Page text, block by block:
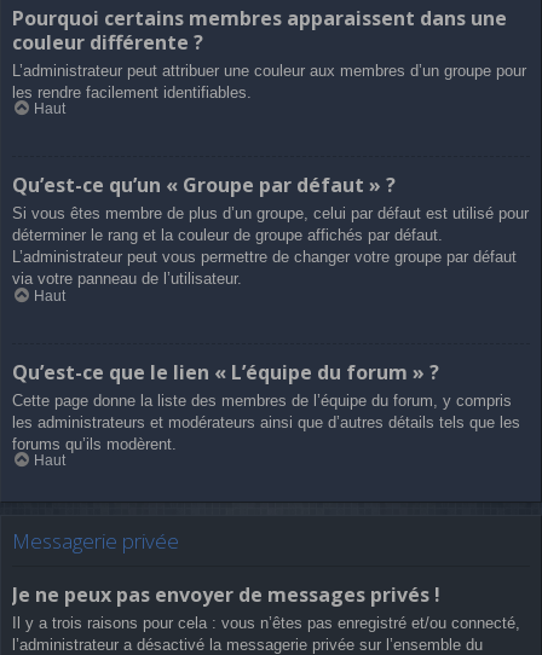
Pourquoi certains membres apparaissent dans une
couleur différente ?
L’administrateur peut attribuer une couleur aux membres d’un groupe pour
les rendre facilement identifiables.
Haut
Qu’est-ce qu’un « Groupe par défaut » ?
Si vous êtes membre de plus d’un groupe, celui par défaut est utilisé pour
déterminer le rang et la couleur de groupe affichés par défaut.
L’administrateur peut vous permettre de changer votre groupe par défaut
via votre panneau de l’utilisateur.
Haut
Qu’est-ce que le lien « L’équipe du forum » ?
Cette page donne la liste des membres de l’équipe du forum, y compris
les administrateurs et modérateurs ainsi que d’autres détails tels que les
forums qu’ils modèrent.
Haut
Messagerie privée
Je ne peux pas envoyer de messages privés !
Il y a trois raisons pour cela : vous n’êtes pas enregistré et/ou connecté,
l’administrateur a désactivé la messagerie privée sur l’ensemble du